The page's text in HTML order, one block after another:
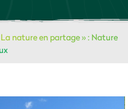
nature en partage » : Nature